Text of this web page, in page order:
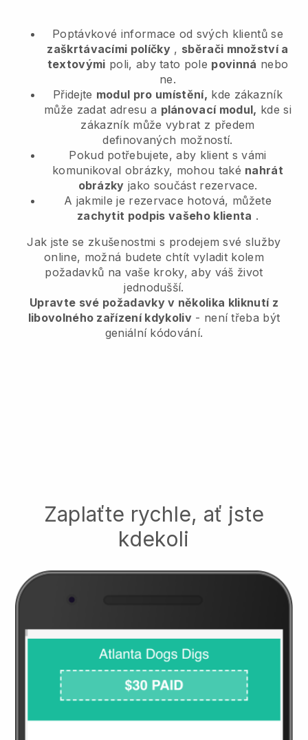
Poptávkové informace od svých klientů se
zaškrtávacími políčky , sběrači množství a
textovými poli, aby tato pole povinná nebo
ne.
Přidejte modul pro umístění, kde zákazník
může zadat adresu a plánovací modul, kde si
zákazník může vybrat z předem
definovaných možností.
Pokud potřebujete, aby klient s vámi
komunikoval obrázky, mohou také nahrát
obrázky jako součást rezervace.
A jakmile je rezervace hotová, můžete
zachytit podpis vašeho klienta .
Jak jste se zkušenostmi s prodejem své služby
online, možná budete chtít vyladit kolem
požadavků na vaše kroky, aby váš život
jednodušší.
Upravte své požadavky v několika kliknutí z
libovolného zařízení kdykoliv- není třeba být
geniální kódování.
Zaplaťte rychle, ať jste
kdekoli